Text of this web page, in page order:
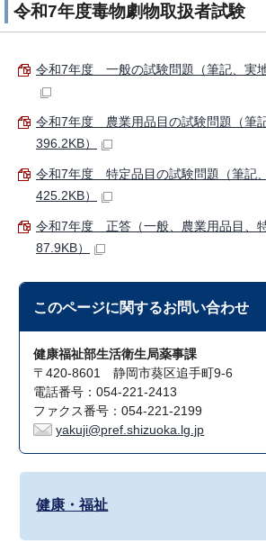
令和7年度毒物劇物取扱者試験
令和7年度 一般の試験問題（筆記、実
令和7年度 農業用品目の試験問題（筆
396.2KB）
令和7年度 特定品目の試験問題（筆記
425.2KB）
令和7年度 正答（一般、農業用品目、
87.9KB）
このページに関するお問い合わせ
健康福祉部生活衛生局薬事課
〒420-8601 静岡市葵区追手町9-6
電話番号：054-221-2413
ファクス番号：054-221-2199
yakuji@pref.shizuoka.lg.jp
健康・福祉